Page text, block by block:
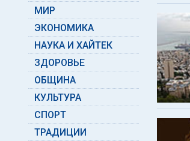
МИР
ЭКОНОМИКА
НАУКА И ХАЙТЕК
ЗДОРОВЬЕ
ОБЩИНА
КУЛЬТУРА
СПОРТ
ТРАДИЦИИ